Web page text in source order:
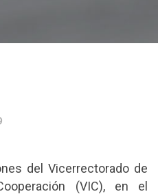
del Vicerrectorado de
(VIC), en el